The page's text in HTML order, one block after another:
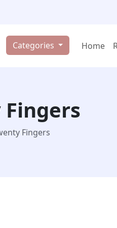
Categories Home
Fingers